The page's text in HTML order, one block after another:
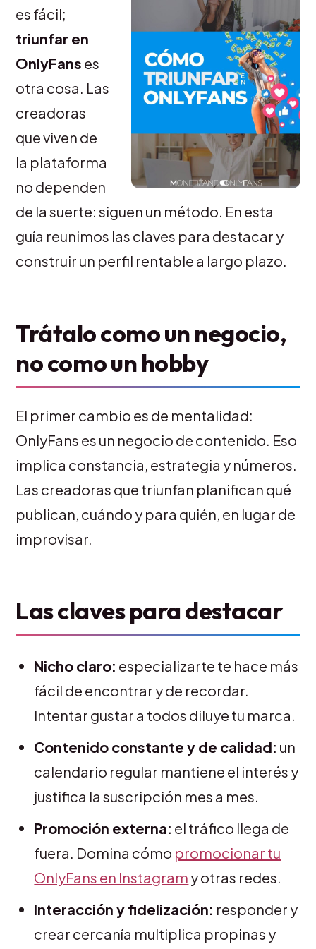
es fácil;
triunfar en
OnlyFans es
otra cosa. Las
creadoras
que viven de
la plataforma
no dependen
de la suerte: siguen un método. En esta
guía reunimos las claves para destacar y
construir un perfil rentable a largo plazo.
Trátalo como un negocio,
no como un hobby
El primer cambio es de mentalidad:
OnlyFans es un negocio de contenido. Eso
implica constancia, estrategia y números.
Las creadoras que triunfan planifican qué
publican, cuándo y para quién, en lugar de
improvisar.
Las claves para destacar
Nicho claro: especializarte te hace más
fácil de encontrar y de recordar.
Intentar gustar a todos diluye tu marca.
Contenido constante y de calidad: un
calendario regular mantiene el interés y
justifica la suscripción mes a mes.
Promoción externa: el tráfico llega de
fuera. Domina cómo promocionar tu
OnlyFans en Instagram y otras redes.
Interacción y fidelización: responder y
crear cercanía multiplica propinas y